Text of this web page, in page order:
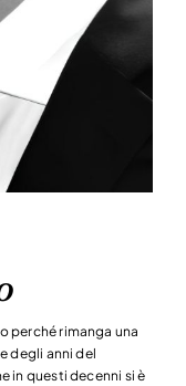
perché rimanga una
degli anni del
in questi decenni si è